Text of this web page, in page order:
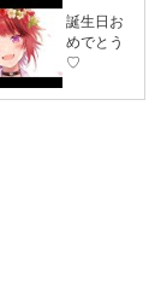
誕生日お
めでとう
♡